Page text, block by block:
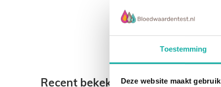
Toestemming
Deze website maakt
Een grote groep van de patiënten heeft geen
bloedcellen dus de diagnose zou daar niet
Anemie komt vaker voor in combinatie
Hashimoto, Graves, Diabetes I,
Recent bekeken